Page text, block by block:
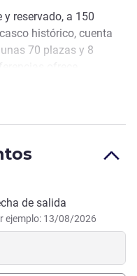
y reservado, a 150
histórico, cuenta
70 plazas y 8
inaugurados,
Parma Centro, el
con total tranquilidad en
AL-00010
de salida
ejemplo: 13/08/2026